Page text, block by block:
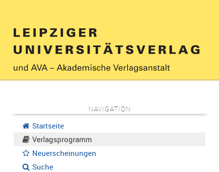
NAVIGATION
Startseite
Verlagsprogramm
Neuerscheinungen
Suche